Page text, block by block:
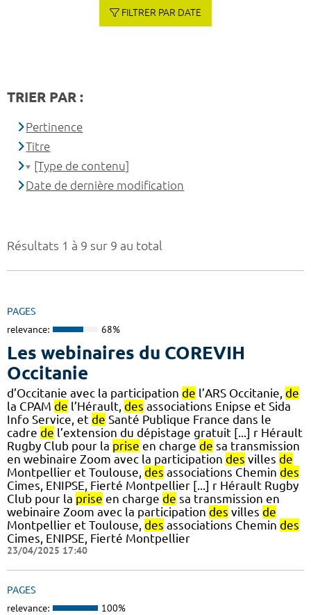
Résultats 1 à 9 sur 9 au total
PAGES
relevance: 68%
Les webinaires du COREVIH
Occitanie
d’Occitanie avec la participation de l’ARS Occitanie, de
la CPAM de l’Hérault, des associations Enipse et Sida
Info Service, et de Santé Publique France dans le
cadre de l’extension du dépistage gratuit [...] r Hérault
Rugby Club pour la prise en charge de sa transmission
en webinaire Zoom avec la participation des villes de
Montpellier et Toulouse, des associations Chemin des
Cimes, ENIPSE, Fierté Montpellier [...] r Hérault Rugby
Club pour la prise en charge de sa transmission en
webinaire Zoom avec la participation des villes de
Montpellier et Toulouse, des associations Chemin des
Cimes, ENIPSE, Fierté Montpellier
23/04/2025 17:40
PAGES
relevance: 100%
FILTRER PAR DATE
TRIER PAR :
Pertinence
Titre
[Type de contenu]
Date de dernière modification